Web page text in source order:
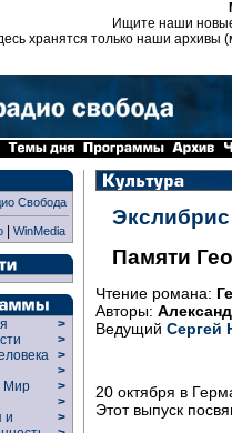
Ищите наши
хранятся только наши архивы
Свобода
| WinMedia
>
>
>
>
Мир
>
>
и
>
Экслибрис
Памяти
Чтение романа:
Авторы:
Ведущий Сергей
20 октября в
Этот выпуск